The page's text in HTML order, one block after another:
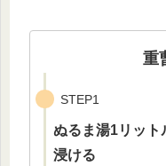
重
STEP1
ぬるま湯1リット
浸ける